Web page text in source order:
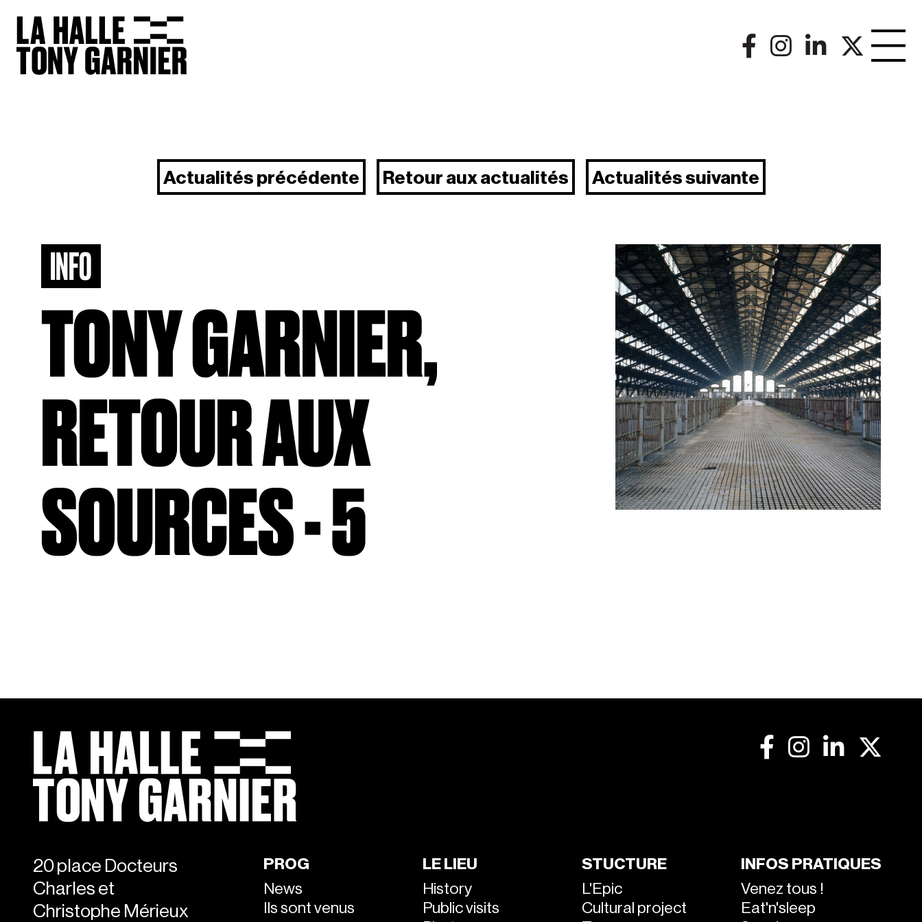
Actualités précédente Retour aux actualités Actualités suivante
INFO
TONY GARNIER,
RETOUR AUX
SOURCES - 5
20 place Docteurs
Charles et
Christophe Mérieux
PROG
News
Ils sont venus
LE LIEU
History
Public visits
STUCTURE
L'Epic
Cultural project
INFOS PRATIQUES
Venez tous !
Eat'n'sleep